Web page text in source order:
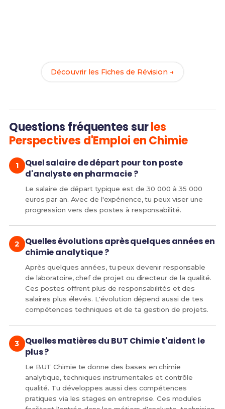
Découvrir les Fiches de Révision →
Questions fréquentes surles
Perspectives d'Emploi en Chimie
Quel salaire de départ pour ton poste
d'analyste en pharmacie ?
Le salaire de départ typique est de 30 000 à 35 000
euros par an. Avec de l'expérience, tu peux viser une
progression vers des postes à responsabilité.
Quelles évolutions après quelques années en
chimie analytique ?
Après quelques années, tu peux devenir responsable
de laboratoire, chef de projet ou directeur de la qualité.
Ces postes offrent plus de responsabilités et des
salaires plus élevés. L'évolution dépend aussi de tes
compétences techniques et de ta gestion de projets.
Quelles matières du BUT Chimie t'aident le
plus ?
Le BUT Chimie te donne des bases en chimie
analytique, techniques instrumentales et contrôle
qualité. Tu développes aussi des compétences
pratiques via les stages en entreprise. Ces modules